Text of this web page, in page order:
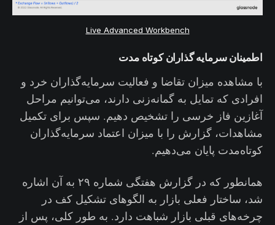
Live Advanced Workbench
اطمینان سرمایه گذاران کوتاه مدت
با مشاهده میزان تقاضا و فعالیت سرمایه‌گذاران خرد و
افرادی که تمایل به گمانه‌زنی دارند، می‌توانیم مراحل
آغازین فاز خرسی را تشخیص دهیم. سپس برای تکمیل
مشاهدات، گزارش را با میزان اعتماد سرمایه‌گذاران
کوتاه‌مدت پایان می‌دهیم.
همانطور که در گزارش هفتگی شماره ۲۹ به آن اشاره
شد، ساختار فعلی بازار به الگو‌های تشکیل کف در
چرخه‌های قبلی بازار شباهت دارد. به طور کلی، پس از